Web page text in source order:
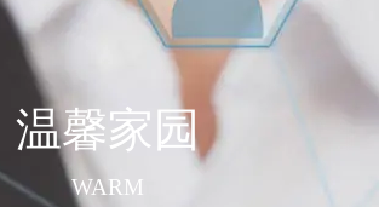
温馨家园
WARM